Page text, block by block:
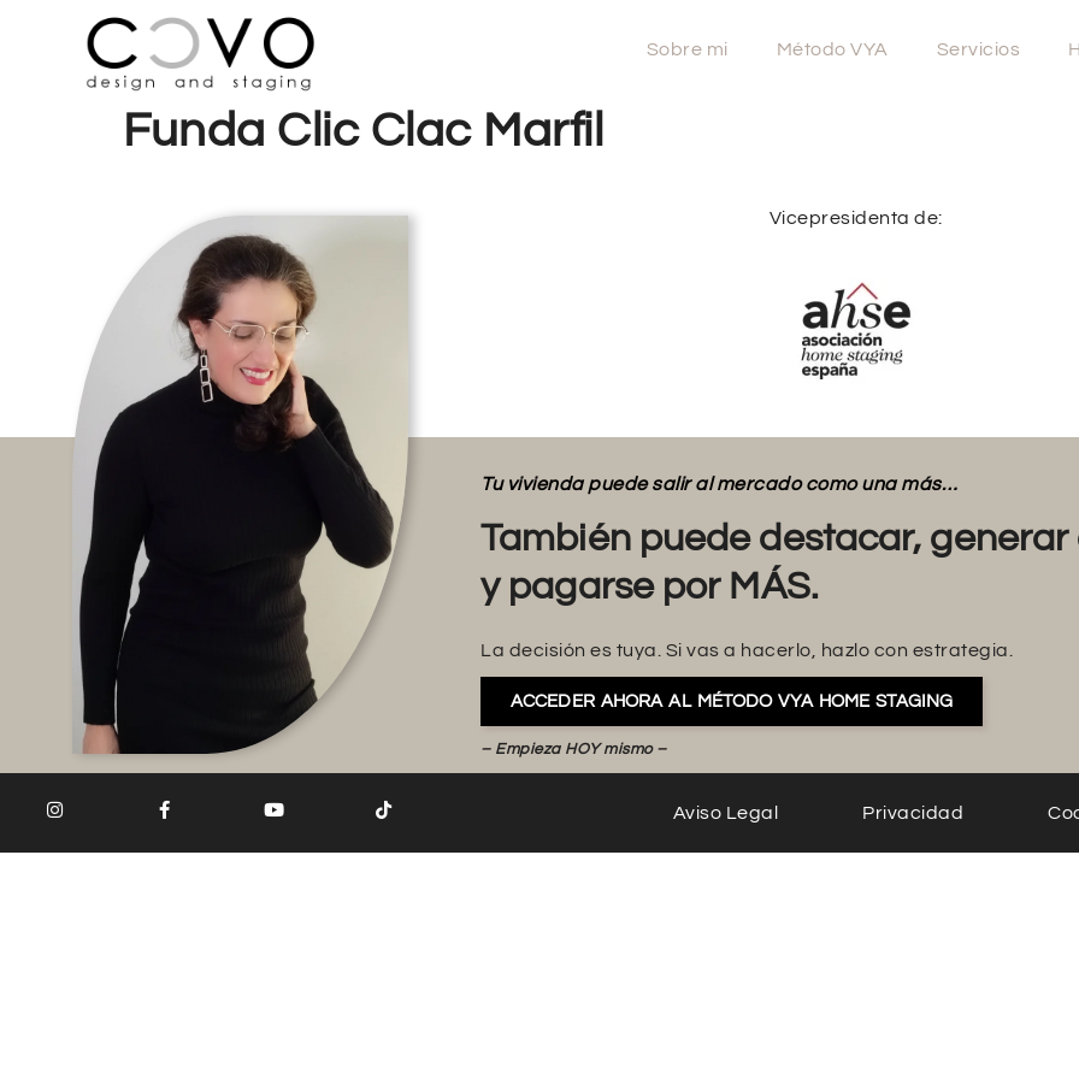
Sobre mi Método VYA Servicios
Funda Clic Clac Marfil
Vicepresidenta de:
Tu vivienda puede salir al mercado como una más…
También puede destacar, generar
y pagarse por MÁS.
La decisión es tuya. Si vas a hacerlo, hazlo con estrategia.
ACCEDER AHORA AL MÉTODO VYA HOME STAGING
– Empieza HOY mismo –
Aviso Legal Privacidad